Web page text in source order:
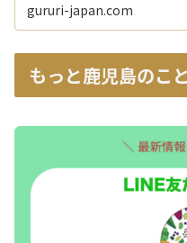
gururi-japan.com
もっと鹿児島のこ